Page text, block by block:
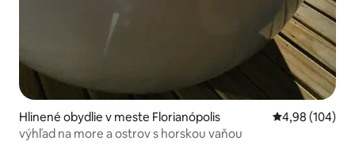
Hlinené obydlie v meste Florianópolis Priemerné
4,98 (104)
výhľad na more ​​a ostrov s horskou vaňou